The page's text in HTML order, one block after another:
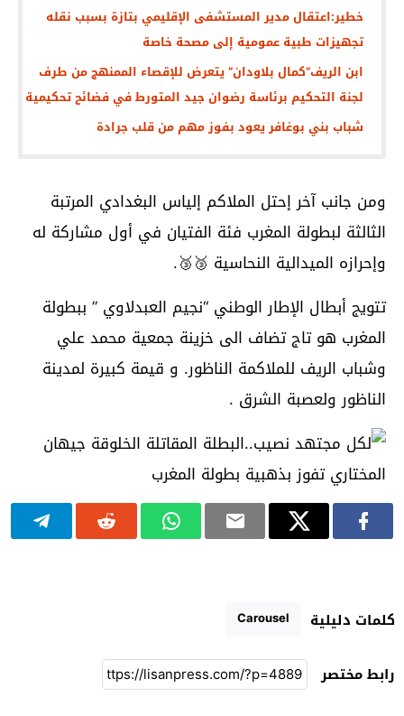
خطير:اعتقال مدير المستشفى الإقليمي بتازة بسبب نقله
تجهيزات طبية عمومية إلى مصحة خاصة
ابن الريف”كمال بلاودان” يتعرض للإقصاء الممنهج من طرف
لجنة التحكيم برئاسة رضوان جيد المتورط في فضائح تحكيمية
شباب بني بوغافر يعود بفوز مهم من قلب جرادة
ومن جانب آخر إحتل الملاكم إلياس البغدادي المرتبة
الثالثة لبطولة المغرب فئة الفتيان في أول مشاركة له
وإحرازه الميدالية النحاسية 🥉🥉.
تتويج أبطال الإطار الوطني “نجيم العبدلاوي ” ببطولة
المغرب هو تاج تضاف الى خزينة جمعية محمد علي
وشباب الريف للملاكمة الناظور. و قيمة كبيرة لمدينة
الناظور ولعصبة الشرق .
كلمات دليلية Carousel
رابط مختصر